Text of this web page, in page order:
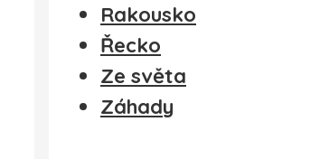
Rakousko
Řecko
Ze světa
Záhady